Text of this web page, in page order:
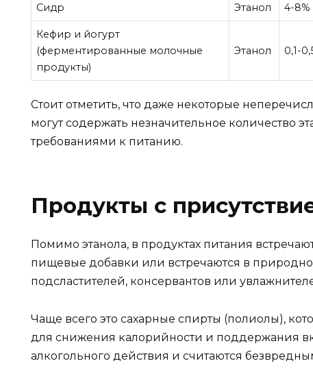
Сидр Этанол 4-8%
Кефир и йогурт
(ферментированные молочные
продукты)
Этанол 0,1-
Стоит отметить, что даже некоторые
могут содержать незначительное количество
требованиями к питанию.
Продукты с
Помимо этанола, в продуктах питания
пищевые добавки или встречаются в
подсластителей, консервантов или
Чаще всего это сахарные спирты (полиолы),
для снижения калорийности и поддержания
алкогольного действия и считаются